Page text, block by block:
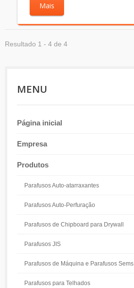
Mais
Resultado 1 - 4 de 4
MENU
Página inicial
Empresa
Produtos
Parafusos Auto-atarraxantes
Parafusos Auto-Perfuração
Parafusos de Chipboard para Drywall
Parafusos JIS
Parafusos de Máquina e Parafusos Sems
Parafusos para Telhados